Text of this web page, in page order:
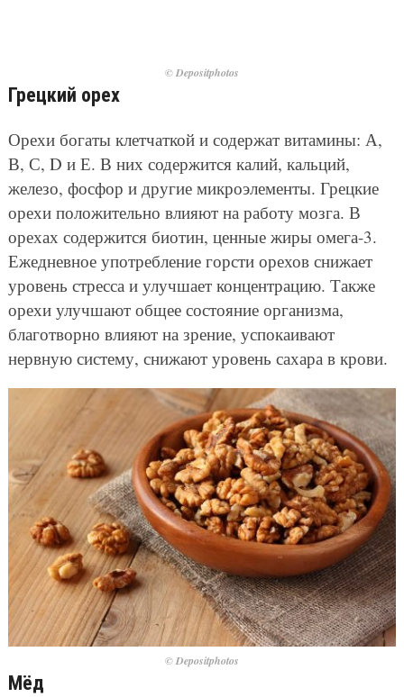
© Depositphotos
Грецкий орех
Орехи богаты клетчаткой и содержат витамины: А,
В, С, D и Е. В них содержится калий, кальций,
железо, фосфор и другие микроэлементы. Грецкие
орехи положительно влияют на работу мозга. В
орехах содержится биотин, ценные жиры омега-3.
Ежедневное употребление горсти орехов снижает
уровень стресса и улучшает концентрацию. Также
орехи улучшают общее состояние организма,
благотворно влияют на зрение, успокаивают
нервную систему, снижают уровень сахара в крови.
© Depositphotos
Мёд